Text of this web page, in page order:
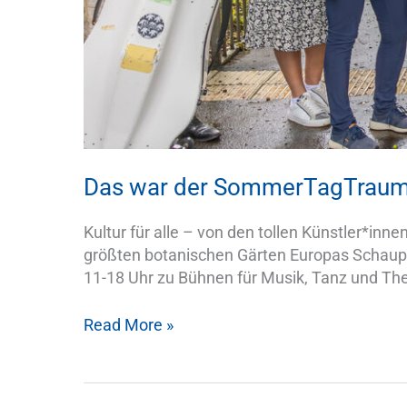
Das war der
Kultur für alle – von den tollen
größten botanischen Gärten Europas
11-18 Uhr zu Bühnen für Musik, Tanz und
Read More »